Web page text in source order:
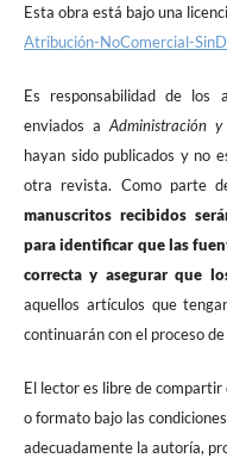
Esta obra está bajo una
Atribución-NoComercial-
Es responsabilidad de los
enviados aAdministración
hayan sido publicados y no
otra revista. Como parte
manuscritos recibidos
para identificar que las
correcta y asegurar que
aquellos artículos que
continuarán con el proceso
El lector es libre de
o formato bajo las
adecuadamente la autoría,